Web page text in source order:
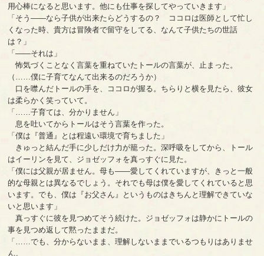
用心棒になると思います。他にも仕事を探してやっていきます」
「そう――なら子供が出来たらどうするの？ ココロは医師として忙し
くなった時、貴方は冒険者で留守をしてる、なんて子供たちの世話
は？」
「――それは」
怖気づくことなく言葉を重ねていたトールの言葉が、止まった。
（……僕に子育てなんて出来るのだろうか）
口を噤んだトールの手を、ココロが握る。ちらりと横を見たら、彼女
は柔らかく笑っていて。
「……子育ては、分かりません」
息を吐いてからトールはそう言葉を作った。
「僕は『普通』とは程遠い環境で育ちました」
きゅっと結んだ手に少しだけ力が籠った。深呼吸をしてから、トール
はイーリンを見て、ジョゼッフォを真っすぐに見た。
「僕には父親が居ません。母も――愛してくれていますが、きっと一般
的な母親とは異なるでしょう。それでも母は僕を愛してくれていると思
います。でも、僕は『お父さん』というものはきちんと理解できていな
いと思います」
真っすぐに彼を見つめてそう続けた。ジョゼッフォは静かにトールの
事を見つめ返して黙ったままだ。
「……でも、分からないまま、理解しないままでいるつもりはありませ
ん。